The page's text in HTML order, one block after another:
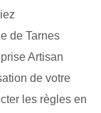
de Tarnes
Artisan
de votre
les règles en